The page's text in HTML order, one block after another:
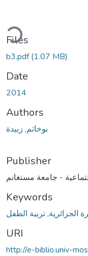
Files
b3.pdf(1.07 MB)
Date
2014
Authors
بوخاتم, زبيدة
Publisher
- جامعة مستغانم
Keywords
الجزائرية,تربية الطفل
URI
http://e-biblio.univ-